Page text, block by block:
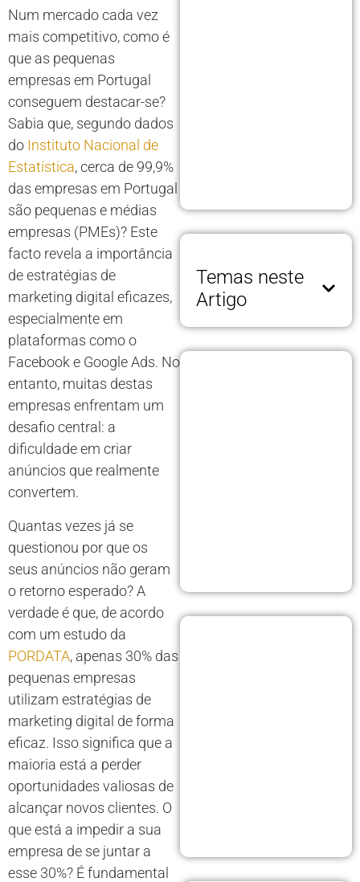
Num mercado cada vez
mais competitivo, como é
que as pequenas
empresas em Portugal
conseguem destacar-se?
Sabia que, segundo dados
do Instituto Nacional de
Estatística, cerca de 99,9%
das empresas em Portugal
são pequenas e médias
empresas (PMEs)? Este
facto revela a importância
de estratégias de
marketing digital eficazes,
especialmente em
plataformas como o
Facebook e Google Ads. No
entanto, muitas destas
empresas enfrentam um
desafio central: a
dificuldade em criar
anúncios que realmente
convertem.
Quantas vezes já se
questionou por que os
seus anúncios não geram
o retorno esperado? A
verdade é que, de acordo
com um estudo da
PORDATA, apenas 30% das
pequenas empresas
utilizam estratégias de
marketing digital de forma
eficaz. Isso significa que a
maioria está a perder
oportunidades valiosas de
alcançar novos clientes. O
que está a impedir a sua
empresa de se juntar a
esse 30%? É fundamental
Temas neste
Artigo